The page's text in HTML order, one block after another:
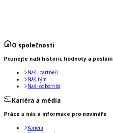
O společnosti
Poznejte naší historii, hodnoty a poslání
Naši partneři
Náš tým
Naši odborníci
Kariéra a média
Práce u nás a informace pro novináře
Kariéra